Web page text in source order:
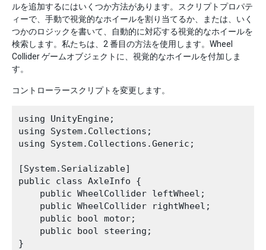
ルを追加するにはいくつか方法があります。スクリプトプロパテ
ィーで、手動で視覚的なホイールを割り当てるか、または、いく
つかのロジックを書いて、自動的に対応する視覚的なホイールを
検索します。私たちは、2 番目の方法を使用します。Wheel
Collider ゲームオブジェクトに、視覚的なホイールを付加しま
す。
コントローラースクリプトを変更します。
using UnityEngine;
using System.Collections;
using System.Collections.Generic;
[System.Serializable]
public class AxleInfo {
    public WheelCollider leftWheel;
    public WheelCollider rightWheel;
    public bool motor;
    public bool steering;
}